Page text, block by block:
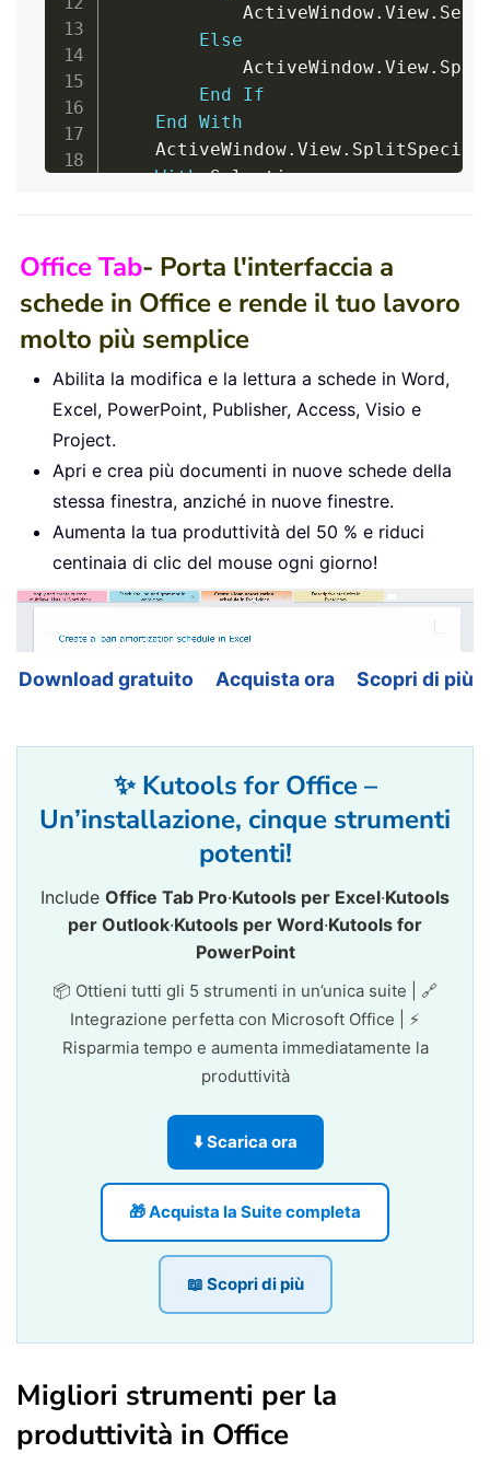
            ActiveWindow
. View.
Else
            ActiveWindow
. View.
End
If
End With
    ActiveWindow
. View.
With Selection
.TypeBackspace
    ActiveWindow
.View.
With Selection
MoveRight Unit : =
. TypeBackspace
.LineSpacingRule =
.LineSpacing =
End With
End With
    ActiveWindow
.View.
Selection
.MoveRight Unit
TypeBackspace
TypeBackspace
    ActiveWindow
.View.
With Selection
MoveRight Unit
.TypeBackspace
.TypeBackspace
With .
ParagraphFormat
LineSpacingRule
.LineSpacing
End
With
    ActiveWindow
.View.Type
=
End Sub
Office Tab- Porta l'interfaccia a
schede in Office e rende il tuo lavoro
molto più semplice
Abilita la modifica e la lettura a schede in Word,
Excel, PowerPoint, Publisher, Access, Visio e
Project.
Apri e crea più documenti in nuove schede della
stessa finestra, anziché in nuove finestre.
Aumenta la tua produttività del 50 % e riduci
centinaia di clic del mouse ogni giorno!
Download gratuito Acquista ora Scopri di più
✨ Kutools for Office –
Un’installazione, cinque strumenti
potenti!
Include Office Tab Pro·Kutools per Excel·Kutools
per Outlook·Kutools per Word·Kutools for
PowerPoint
📦 Ottieni tutti gli 5 strumenti in un’unica suite | 🔗
Integrazione perfetta con Microsoft Office | ⚡
Risparmia tempo e aumenta immediatamente la
produttività
⬇️ Scarica ora
🎁 Acquista la Suite completa
📖 Scopri di più
Migliori strumenti per la
produttività in Office